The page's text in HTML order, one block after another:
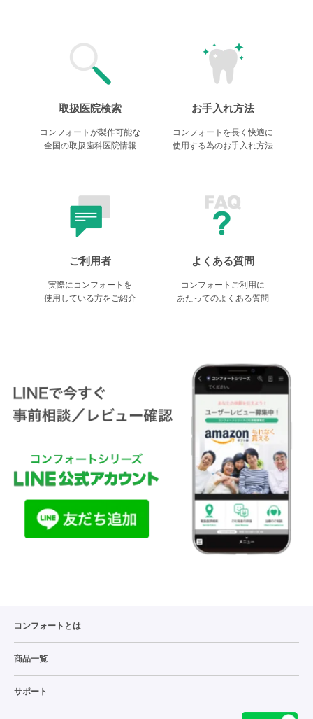
取扱医院検索
コンフォートが製作可能な
全国の取扱歯科医院情報
お手入れ方法
コンフォートを長く快適に
使用する為のお手入れ方法
ご利用者
実際にコンフォートを
使用している方をご紹介
よくある質問
コンフォートご利用に
あたってのよくある質問
コンフォートとは
商品一覧
サポート